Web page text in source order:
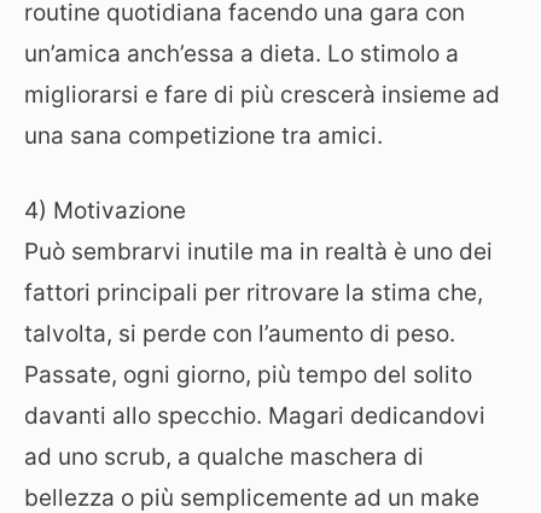
routine quotidiana facendo una gara con
un’amica anch’essa a dieta. Lo stimolo a
migliorarsi e fare di più crescerà insieme ad
una sana competizione tra amici.
4) Motivazione
Può sembrarvi inutile ma in realtà è uno dei
fattori principali per ritrovare la stima che,
talvolta, si perde con l’aumento di peso.
Passate, ogni giorno, più tempo del solito
davanti allo specchio. Magari dedicandovi
ad uno scrub, a qualche maschera di
bellezza o più semplicemente ad un make